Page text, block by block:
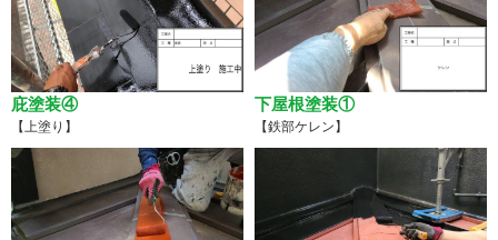
庇塗装④
【上塗り】
下屋根塗装①
【鉄部ケレン】